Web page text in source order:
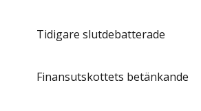
Tidigare slutdebatterade
Finansutskottets betänkande